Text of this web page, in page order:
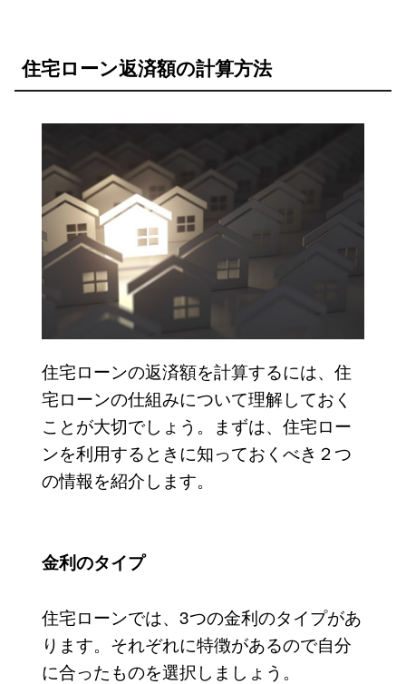
住宅ローン返済額の計算方法
住宅ローンの返済額を計算するには、住
宅ローンの仕組みについて理解しておく
ことが大切でしょう。まずは、住宅ロー
ンを利用するときに知っておくべき２つ
の情報を紹介します。
金利のタイプ
住宅ローンでは、3つの金利のタイプがあ
ります。それぞれに特徴があるので自分
に合ったものを選択しましょう。